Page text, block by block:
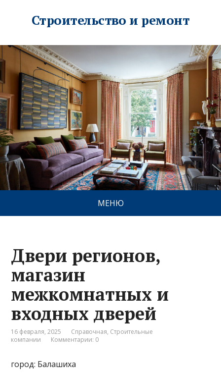
Строительство и ремонт
МЕНЮ
Двери регионов,
магазин
межкомнатных и
входных дверей
16 февраля, 2025 Справочная, Строительные
компании
Комментарии: 0
город: Балашиха